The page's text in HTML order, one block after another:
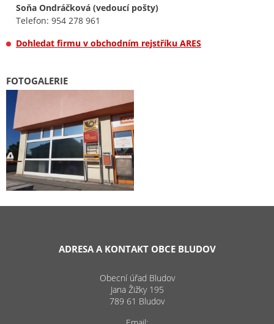
Soňa Ondráčková (vedoucí pošty)
Telefon: 954 278 961
Dohledat firmu v obchodním rejstříku ARES
FOTOGALERIE
ADRESA A KONTAKT OBCE BLUDOV
Obecní úřad Bludov
Jana Žižky 195
789 61 Bludov